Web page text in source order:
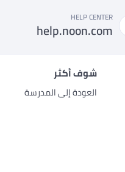
HELP CENTER
help.noon.com
شوف أكثر
العودة إلى المدرسة